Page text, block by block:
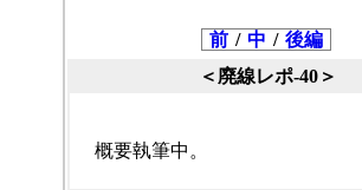
前 / 中 / 後編
＜廃線レポ-40＞
概要執筆中。